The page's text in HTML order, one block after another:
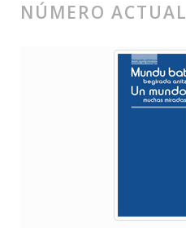
NÚMERO ACTUAL